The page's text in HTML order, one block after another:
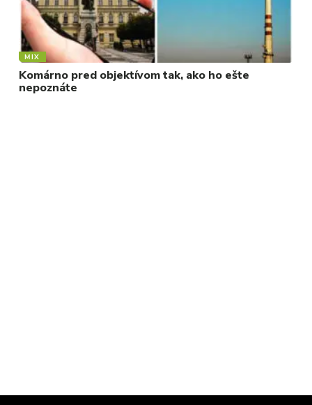
MIX
Komárno pred objektívom tak, ako ho ešte
nepoznáte